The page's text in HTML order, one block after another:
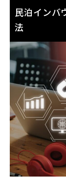
民泊インバ
法